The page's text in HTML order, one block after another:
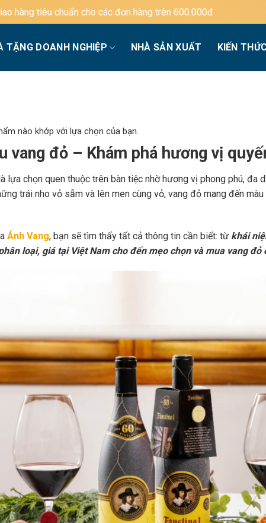
các đơn hàng trên 600.000đ
TẶNG DOANH NGHIỆP NHÀ SẢN XUẤT KIẾN
nào khớp với lựa chọn của bạn.
vang đỏ – Khám phá hương vị
lựa chọn quen thuộc trên bàn tiệc nhờ hương vị phong phú, đa
trái nho vỏ sẫm và lên men cùng vỏ, vang đỏ mang đến
Ánh Vang, bạn sẽ tìm thấy tất cả thông tin cần biết: từ khái
loại, giá tại Việt Nam cho đến mẹo chọn và mua vang đỏ